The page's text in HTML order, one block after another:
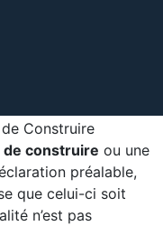
de construire ou une
préalable,
que celui-ci soit
n’est pas